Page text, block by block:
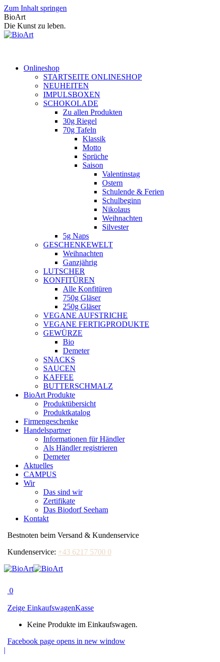
Zum Inhalt springen
BioArt
Die Kunst zu leben.
Onlineshop
STARTSEITE ONLINESHOP
NEUHEITEN
IMPULSBOXEN
SCHOKOLADE
Zu allen Produkten
30g Riegel
70g Tafeln
Klassik
Motto
Sprüche
Saison
Valentinstag
Ostern
Schulende & Ferien
Schulbeginn
Nikolaus
Weihnachten
Silvester
5g Naps
GESCHENKEWELT
Weihnachten
Ganzjährig
LUTSCHER
KONFITÜREN
Alle Konfitüren
750g Gläser
250g Gläser
VEGANE AUFSTRICHE
VEGANE FERTIGPRODUKTE
GEWÜRZE
Bio
Demeter
SNACKS
SAUCEN
KAFFEE
BUTTERSCHMALZ
BioArt Produkte
Produktübersicht
Produktkatalog
Firmengeschenke
Handelspartner
Informationen für Händler
Als Händler registrieren
Demeter
Aktuelles
CAMPUS
Wir
Das sind wir
Zertifikate
Das Biodorf Seeham
Kontakt
Bestnoten beim Versand & Kundenservice
Kundenservice: +43 6217 5700 0
0
Zeige EinkaufswagenKasse
Keine Produkte im Einkaufswagen.
Facebook page opens in new window
|